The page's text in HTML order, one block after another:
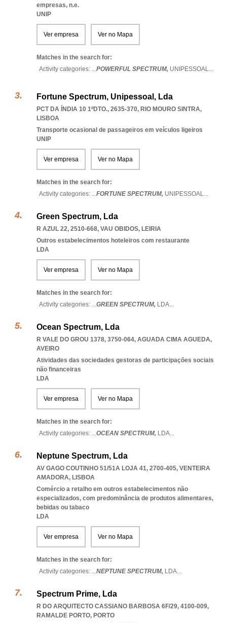
empresas, n.e.
UNIP
Ver empresa Ver no Mapa
Matches in the search for:
Activity categories: ...POWERFUL SPECTRUM, UNIPESSOAL...
Fortune Spectrum, Unipessoal, Lda
PCT DA ÍNDIA 10 1ºDTO., 2635-370, RIO MOURO SINTRA,
LISBOA
Transporte ocasional de passageiros em veículos ligeiros
UNIP
Ver empresa Ver no Mapa
Matches in the search for:
Activity categories: ...FORTUNE SPECTRUM, UNIPESSOAL...
Green Spectrum, Lda
R AZUL 22, 2510-668, VAU OBIDOS, LEIRIA
Outros estabelecimentos hoteleiros com restaurante
LDA
Ver empresa Ver no Mapa
Matches in the search for:
Activity categories: ...GREEN SPECTRUM, LDA...
Ocean Spectrum, Lda
R VALE DO GROU 1378, 3750-064, AGUADA CIMA AGUEDA,
AVEIRO
Atividades das sociedades gestoras de participações sociais
não financeiras
LDA
Ver empresa Ver no Mapa
Matches in the search for:
Activity categories: ...OCEAN SPECTRUM, LDA...
Neptune Spectrum, Lda
AV GAGO COUTINHO 51/51A LOJA 41, 2700-405, VENTEIRA
AMADORA, LISBOA
Comércio a retalho em outros estabelecimentos não
especializados, com predominância de produtos alimentares,
bebidas ou tabaco
LDA
Ver empresa Ver no Mapa
Matches in the search for:
Activity categories: ...NEPTUNE SPECTRUM, LDA...
Spectrum Prime, Lda
R DO ARQUITECTO CASSIANO BARBOSA 6F/29, 4100-009,
RAMALDE PORTO, PORTO